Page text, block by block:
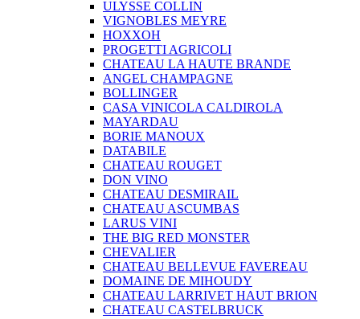
ULYSSE COLLIN
VIGNOBLES MEYRE
HOXXOH
PROGETTI AGRICOLI
CHATEAU LA HAUTE BRANDE
ANGEL CHAMPAGNE
BOLLINGER
CASA VINICOLA CALDIROLA
MAYARDAU
BORIE MANOUX
DATABILE
CHATEAU ROUGET
DON VINO
CHATEAU DESMIRAIL
CHATEAU ASCUMBAS
LARUS VINI
THE BIG RED MONSTER
CHEVALIER
CHATEAU BELLEVUE FAVEREAU
DOMAINE DE MIHOUDY
CHATEAU LARRIVET HAUT BRION
CHATEAU CASTELBRUCK